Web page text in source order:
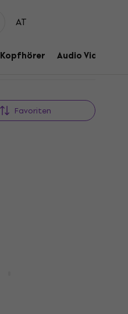
AT
Kopfhörer Audio Video
Favoriten